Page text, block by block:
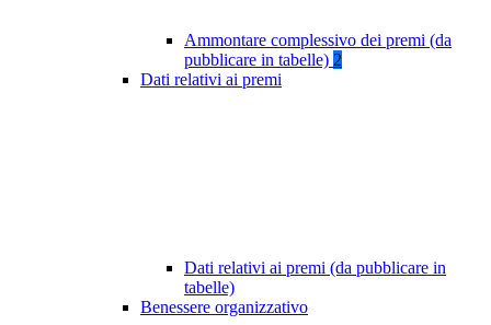
Ammontare complessivo dei premi (da
pubblicare in tabelle) 2
Dati relativi ai premi
Dati relativi ai premi (da pubblicare in
tabelle)
Benessere organizzativo